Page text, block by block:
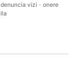
denuncia vizi · onere